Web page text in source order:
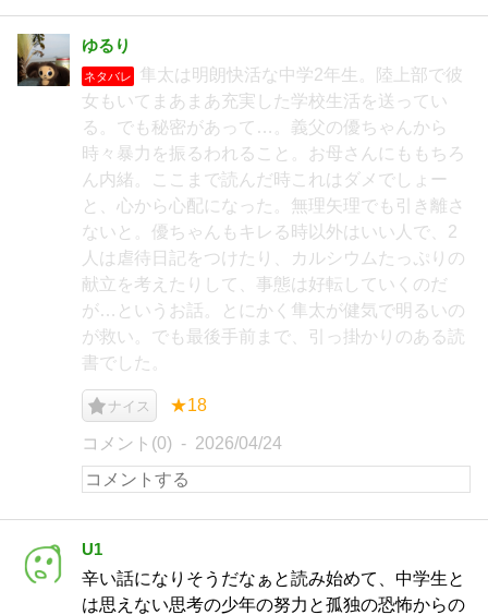
ゆるり
ネタバレ
隼太は明朗快活な中学2年生。陸上部で彼
女もいてまあまあ充実した学校生活を送ってい
る。でも秘密があって…。義父の優ちゃんから
時々暴力を振るわれること。お母さんにももちろ
ん内緒。ここまで読んだ時これはダメでしょー
と、心から心配になった。無理矢理でも引き離さ
ないと。優ちゃんもキレる時以外はいい人で、2
人は虐待日記をつけたり、カルシウムたっぷりの
献立を考えたりして、事態は好転していくのだ
が…というお話。とにかく隼太が健気で明るいの
が救い。でも最後手前まで、引っ掛かりのある読
書でした。
ナイス ★18
コメント(0) 2026/04/24
U1
辛い話になりそうだなぁと読み始めて、中学生と
は思えない思考の少年の努力と孤独の恐怖からの